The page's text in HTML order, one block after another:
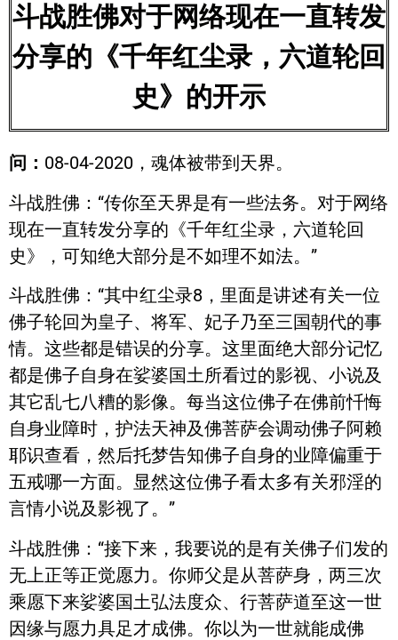
斗战胜佛对于网络现在一直转发
分享的《千年红尘录，六道轮回
史》的开示
问： 08-04-2020，魂体被带到天界。
斗战胜佛：“传你至天界是有一些法务。对于网络
现在一直转发分享的《千年红尘录，六道轮回
史》，可知绝大部分是不如理不如法。”
斗战胜佛：“其中红尘录8，里面是讲述有关一位
佛子轮回为皇子、将军、妃子乃至三国朝代的事
情。这些都是错误的分享。这里面绝大部分记忆
都是佛子自身在娑婆国土所看过的影视、小说及
其它乱七八糟的影像。每当这位佛子在佛前忏悔
自身业障时，护法天神及佛菩萨会调动佛子阿赖
耶识查看，然后托梦告知佛子自身的业障偏重于
五戒哪一方面。显然这位佛子看太多有关邪淫的
言情小说及影视了。”
斗战胜佛：“接下来，我要说的是有关佛子们发的
无上正等正觉愿力。你师父是从菩萨身，两三次
乘愿下来娑婆国土弘法度众、行菩萨道至这一世
因缘与愿力具足才成佛。你以为一世就能成佛